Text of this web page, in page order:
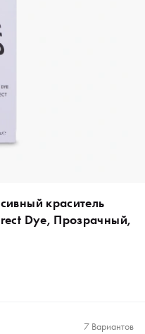
краситель
Dye, Прозрачный,
7 Вариантов